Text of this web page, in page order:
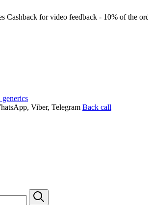
Cashback for video feedback - 10% of the
Viber, Telegram Back call